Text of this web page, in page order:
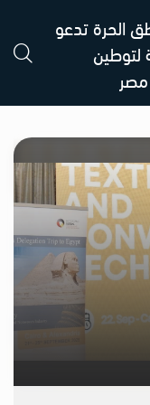
الحرة تدعو
لتوطين
مصر